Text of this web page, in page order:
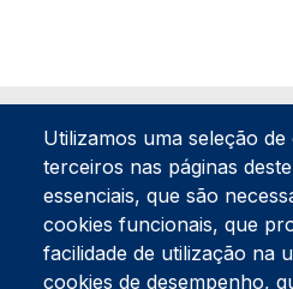
Tel:234 390 100Fax:234 390
Utilizamos uma seleção
terceiros nas páginas
essenciais, que são
cookies funcionais, que
facilidade de utilização na
cookies de desempenho,